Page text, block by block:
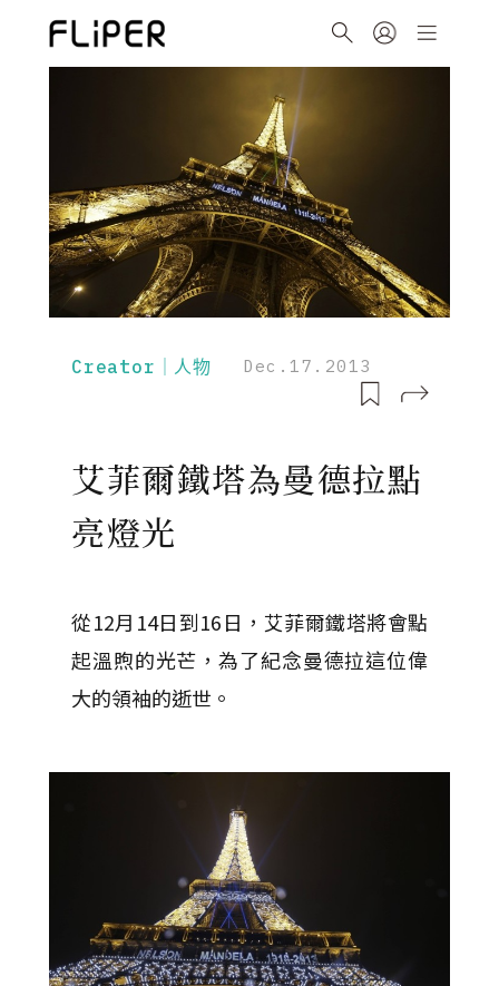
Creator｜人物 Dec.17.2013
艾菲爾鐵塔為曼德拉點
亮燈光
從12月14日到16日，艾菲爾鐵塔將會點
起溫煦的光芒，為了紀念曼德拉這位偉
大的領袖的逝世。